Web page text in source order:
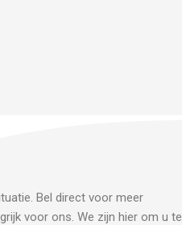
Bel direct voor meer
voor ons. We zijn hier om u te